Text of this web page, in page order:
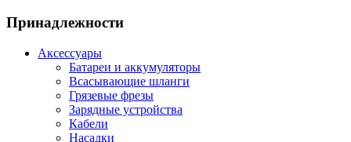
Принадлежности
Аксессуары
Батареи и аккумуляторы
Всасывающие шланги
Грязевые фрезы
Зарядные устройства
Кабели
Насадки